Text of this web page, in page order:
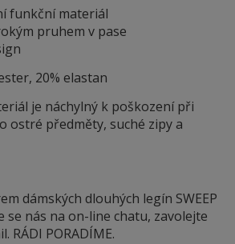
funkční materiál
pruhem v pase
20% elastan
je náchylný k poškození při
ostré předměty, suché zipy a
dámských dlouhých legín SWEEP
se nás na on-line chatu, zavolejte
RÁDI PORADÍME.